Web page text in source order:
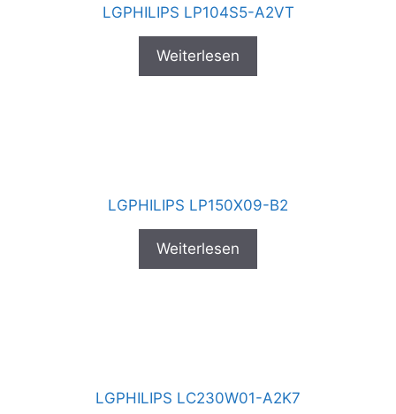
LGPHILIPS LP104S5-A2VT
Weiterlesen
LGPHILIPS LP150X09-B2
Weiterlesen
LGPHILIPS LC230W01-A2K7